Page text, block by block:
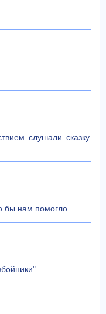
слушали сказку.
бы нам помогло.